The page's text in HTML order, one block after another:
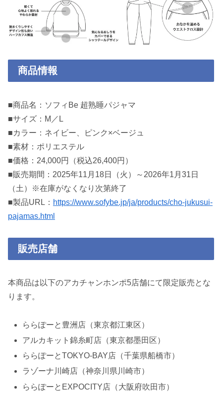
商品情報
■商品名：ソフィBe 超熟睡パジャマ
■サイズ：M／L
■カラー：ネイビー、ピンク×ベージュ
■素材：ポリエステル
■価格：24,000円（税込26,400円）
■販売期間：2025年11月18日（火）～2026年1月31日
（土）※在庫がなくなり次第終了
■製品URL： https://www.sofybe.jp/ja/products/cho-jukusui-
pajamas.html
販売店舗
本商品は以下のアカチャンホンポ5店舗にて限定販売とな
ります。
ららぽーと豊洲店（東京都江東区）
アルカキット錦糸町店（東京都墨田区）
ららぽーとTOKYO-BAY店（千葉県船橋市）
ラゾーナ川崎店（神奈川県川崎市）
ららぽーとEXPOCITY店（大阪府吹田市）